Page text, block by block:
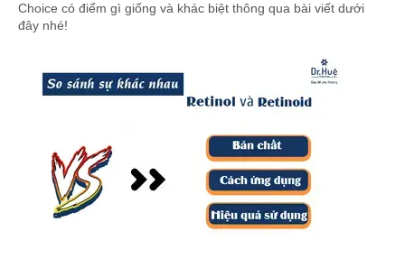
Choice có điểm gì giống và khác biệt thông qua bài viết dưới
đây nhé!